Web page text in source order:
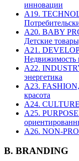
инновации
A19.
A20. BABY
Детские
A21.
Недвижимость
A22.
энергетика
A23.
красота
A24.
A25.
A26. NON-
B. BRANDING